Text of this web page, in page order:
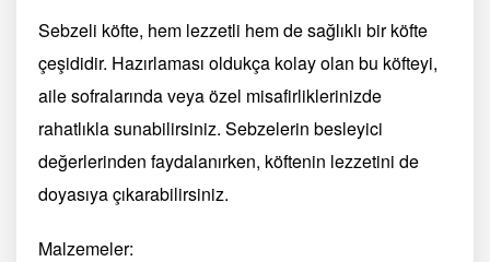
Sebzeli köfte, hem lezzetli hem de sağlıklı bir köfte
çeşididir. Hazırlaması oldukça kolay olan bu köfteyi,
aile sofralarında veya özel misafirliklerinizde
rahatlıkla sunabilirsiniz. Sebzelerin besleyici
değerlerinden faydalanırken, köftenin lezzetini de
doyasıya çıkarabilirsiniz.
Malzemeler: